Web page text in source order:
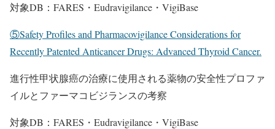
対象DB：FARES・Eudravigilance・VigiBase
⑤Safety Profiles and Pharmacovigilance Considerations for
Recently Patented Anticancer Drugs: Advanced Thyroid Cancer.
進行性甲状腺癌の治療に使用される薬物の安全性プロファ
イルとファーマコビジランスの考察
対象DB：FARES・Eudravigilance・VigiBase